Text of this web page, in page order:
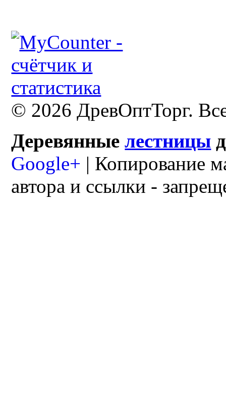
© 2026 ДревОптТорг.
Деревянные лестницы
Google+ | Копирование
автора и ссылки -